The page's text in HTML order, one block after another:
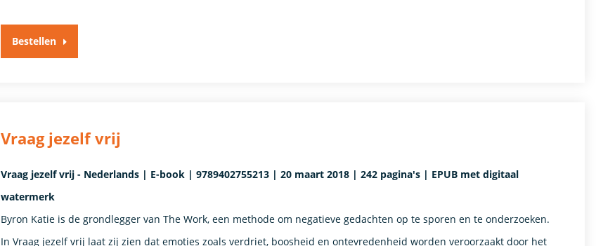
Bestellen
Vraag jezelf vrij
Vraag jezelf vrij - Nederlands | E-book | 9789402755213 | 20 maart 2018 | 242 pagina's | EPUB met digitaal
watermerk
Byron Katie is de grondlegger van The Work, een methode om negatieve gedachten op te sporen en te onderzoeken.
In Vraag jezelf vrij laat zij zien dat emoties zoals verdriet, boosheid en ontevredenheid worden veroorzaakt door het